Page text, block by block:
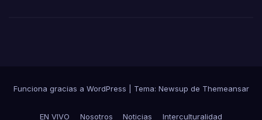
Funciona gracias a WordPress Tema: Newsup de Themeansar
EN VIVO Nosotros Noticias Interculturalidad